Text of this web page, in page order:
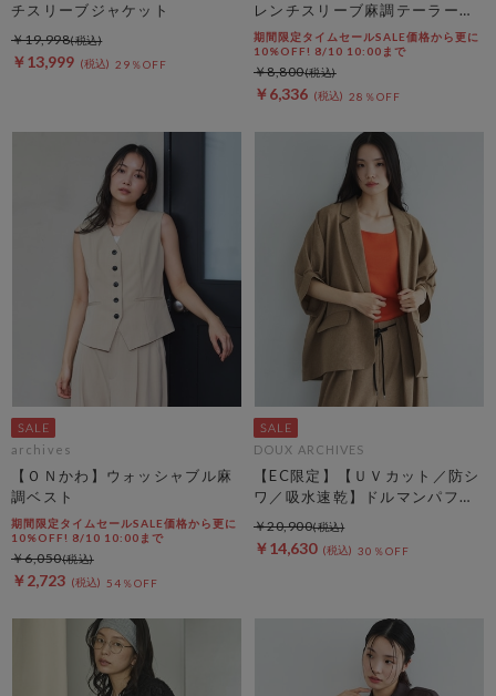
チスリーブジャケット
￥13,999 29％OFF
￥19,998
レンチスリーブ麻調テーラード
ＪＫ
期間限定タイムセールSALE価格から更に
10%OFF! 8/10 10:00まで
￥6,336 28％OFF
￥8,800
archives
【ＯＮかわ】ウォッシャブル麻
調ベスト
期間限定タイムセールSALE価格から更に
10%OFF! 8/10 10:00まで
￥2,723 54％OFF
￥6,050
DOUX ARCHIVES
【EC限定】【ＵＶカット／防シ
ワ／吸水速乾】ドルマンパフジ
ャケット
￥14,630 30％OFF
￥20,900